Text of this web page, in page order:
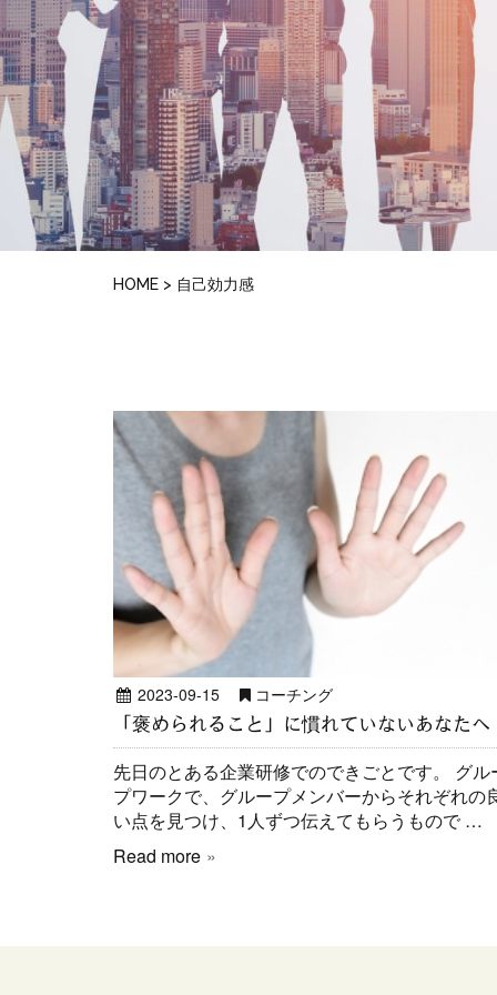
HOME > 自己効力感
2023-09-15 コーチング
「褒められること」に慣れていないあなたへ
先日のとある企業研修でのできごとです。 グル
プワークで、グループメンバーからそれぞれの
い点を見つけ、1人ずつ伝えてもらうもので …
Read more